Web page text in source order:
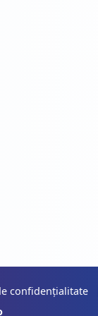
confidențialitate